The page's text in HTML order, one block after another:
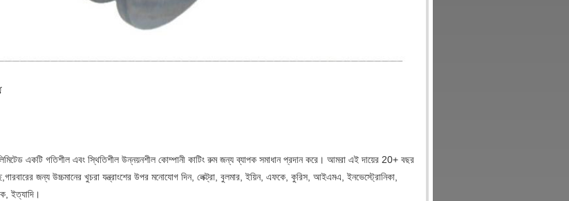
একটি গতিশীল এবং স্থিতিশীল উন্নয়নশীল কোম্পানী কাটিং রুম জন্য ব্যাপক সমাধান প্রদান করে। আমরা এই দায়ের 20+ বছর
জন্য উচ্চমানের খুচরা যন্ত্রাংশের উপর মনোযোগ দিন, লেক্ট্রা, বুলমার, ইয়িন, এফকে, কুরিস, আইএমএ, ইনভেস্ট্রোনিকা,
ইত্যাদি।